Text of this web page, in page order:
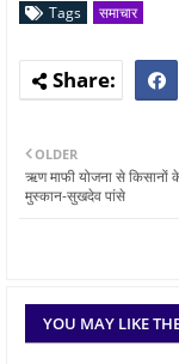
Tags समाचार
OLDER
ऋण माफी योजना से किसानों
मुस्कान-सुखदेव पांसे
YOU MAY LIKE